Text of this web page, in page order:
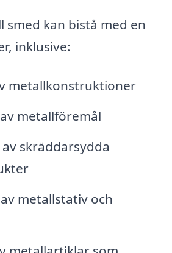
smed kan bistå med en
inklusive:
metallkonstruktioner
metallföremål
skräddarsydda
metallstativ och